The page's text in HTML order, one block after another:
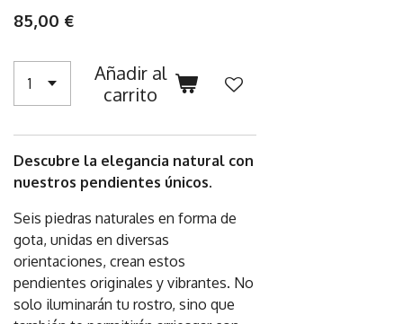
85,00 €
Añadir al
carrito
Descubre la elegancia natural con
nuestros pendientes únicos.
Seis piedras naturales en forma de
gota, unidas en diversas
orientaciones, crean estos
pendientes originales y vibrantes. No
solo iluminarán tu rostro, sino que